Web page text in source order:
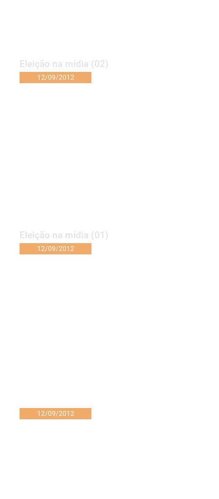
Eleição na mídia (02)
12/09/2012
Eleição na mídia (01)
12/09/2012
12/09/2012